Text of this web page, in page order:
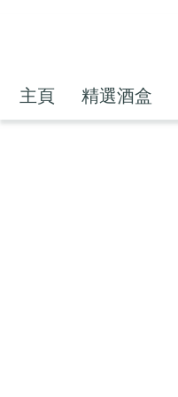
主頁 精選酒盒